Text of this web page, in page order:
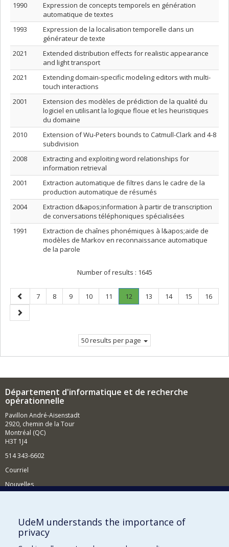
1990
Expression de concepts temporels en génération
automatique de textes
1993
Expression de la localisation temporelle dans un
générateur de texte
2021
Extended distribution effects for realistic appearance
and light transport
2021
Extending domain-specific modeling editors with multi-
touch interactions
2001
Extension des modèles de prédiction de la qualité du
logiciel en utilisant la logique floue et les heuristiques
du domaine
2010
Extension of Wu-Peters bounds to Catmull-Clark and 4-8
subdivision
2008
Extracting and exploiting word relationships for
information retrieval
2001
Extraction automatique de filtres dans le cadre de la
production automatique de résumés
2004
Extraction d&apos;information à partir de transcription
de conversations téléphoniques spécialisées
1991
Extraction de chaînes phonémiques à l&apos;aide de
modèles de Markov en reconnaissance automatique
de la parole
Number of results : 1645
Previous
page
Page
7 Page
8 Page
9 Page
10 Page
11 Page
12
Current
Page
13 Page
14 Page
15 Page
16
Next
page
50 results per page
Département d'informatique et de recherche
opérationnelle
Pavillon André-Aisenstadt
2920, chemin de la Tour
Montréal (QC)
H3T 1J4
514 343-6602
Courriel
Nouvelles
Comment soutenir le Département?
BESOIN D'AIDE?
UdeM understands the importance of
privacy